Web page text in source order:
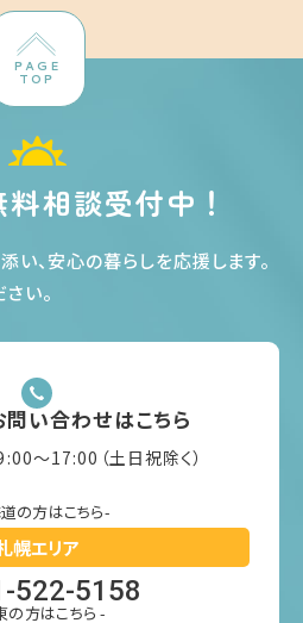
PAGE
TOP
相談受付中！
い、安心の暮らしを応援します。
さい。
い合わせはこちら
〜17:00（土日祝除く）
の方はこちら-
幌エリア
522-5158
の方はこちら -